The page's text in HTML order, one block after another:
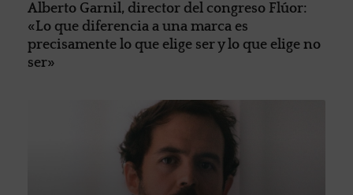
Alberto Garnil, director del congreso Flúor:
«Lo que diferencia a una marca es
precisamente lo que elige ser y lo que elige no
ser»